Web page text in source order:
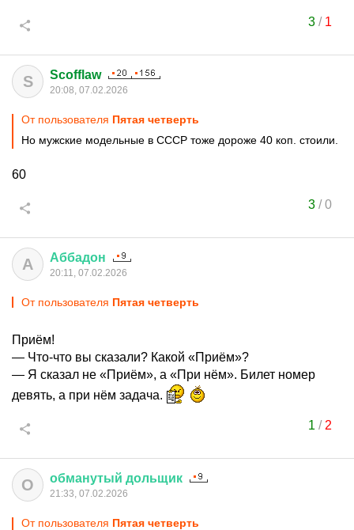
3/ 1
S Scofflaw
20:08, 07.02.2026
От пользователя Пятая четверть
Но мужские модельные в СССР тоже дороже 40 коп. стоили.
60
3/0
А Аббадон
20:11, 07.02.2026
От пользователя Пятая четверть
Приём!
— Что-что вы сказали? Какой «Приём»?
— Я сказал не «Приём», а «При нём». Билет номер
девять, а при нём задача.
1 / 2
О обманутый дольщик
21:33, 07.02.2026
От пользователя Пятая четверть